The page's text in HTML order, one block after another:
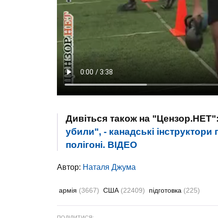
Дивіться також на
убили", - канадські
полігоні. ВIДЕО
Автор: Наталя Джума
армія (3667) США (22409) підготовка (225)